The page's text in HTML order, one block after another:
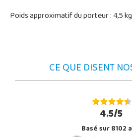
Poids approximatif du porteur : 4,5
CE QUE DISENT
4.5/5
Basé sur 8102